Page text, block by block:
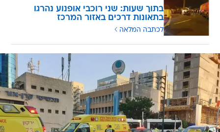
בתוך שעות: שני רוכבי אופנוע נהרגו
בתאונות דרכים באזור המרכז
לכתבה המלאה